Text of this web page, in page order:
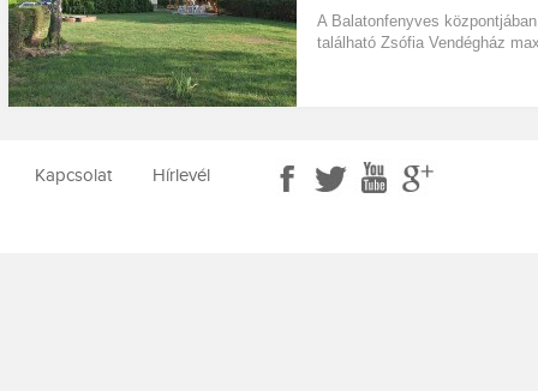
A Balatonfenyves
található Zsófia Vendégház
Kapcsolat Hírlevél